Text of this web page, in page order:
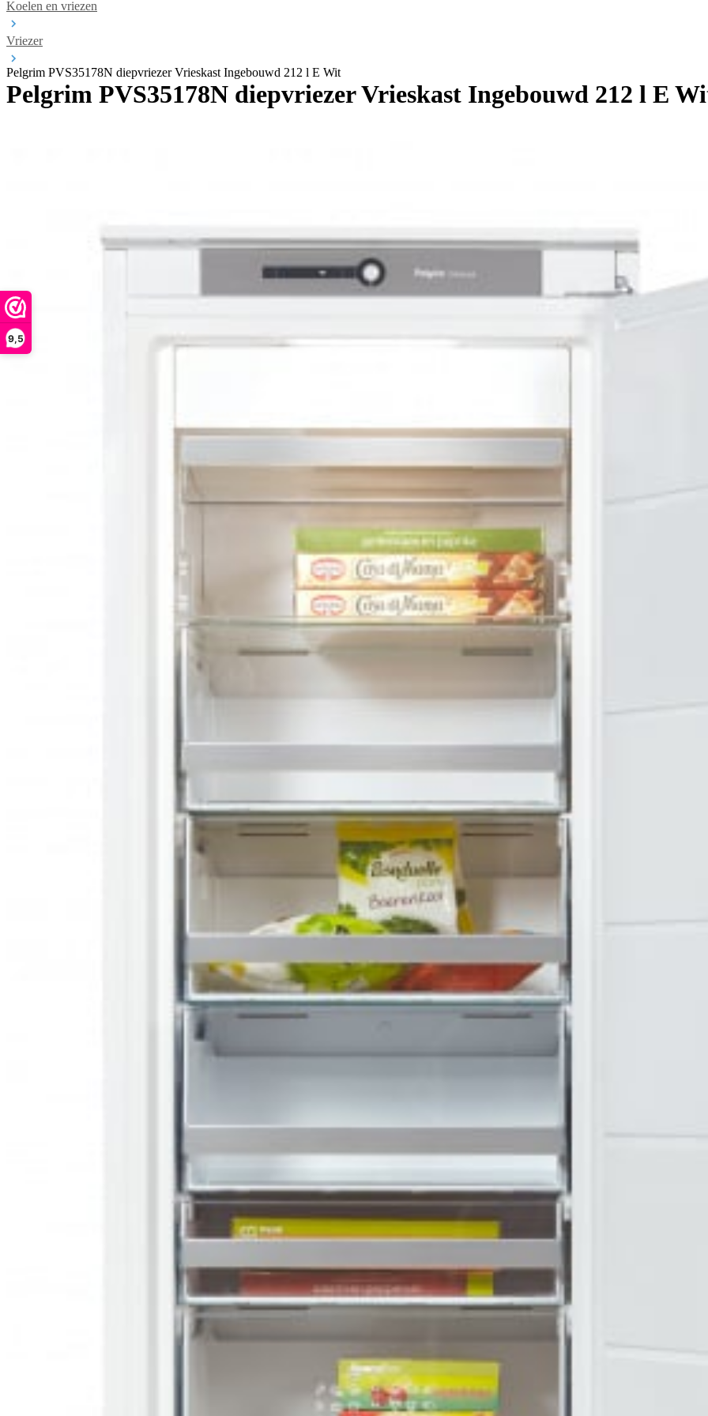
9,5
Koelen en vriezen
Vriezer
Pelgrim PVS35178N diepvriezer Vrieskast Ingebouwd 212 l E Wit
Pelgrim PVS35178N diepvriezer Vrieskast Ingebouwd 212 l E